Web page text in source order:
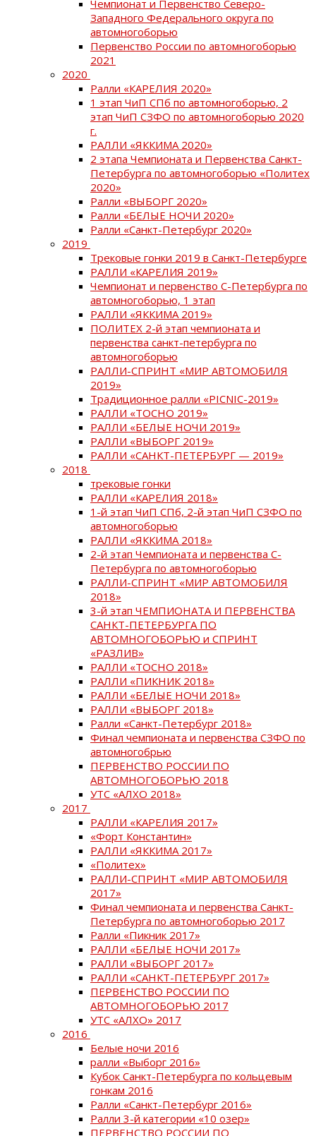
Чемпионат и Первенство Северо-
Западного Федерального округа по
автомногоборью
Первенство России по автомногоборью
2021
2020
Ралли «КАРЕЛИЯ 2020»
1 этап ЧиП СПб по автомногоборью, 2
этап ЧиП СЗФО по автомногоборью 2020
г.
РАЛЛИ «ЯККИМА 2020»
2 этапа Чемпионата и Первенства Санкт-
Петербурга по автомногоборью «Политех
2020»
Ралли «ВЫБОРГ 2020»
Ралли «БЕЛЫЕ НОЧИ 2020»
Ралли «Санкт-Петербург 2020»
2019
Трековые гонки 2019 в Санкт-Петербурге
РАЛЛИ «КАРЕЛИЯ 2019»
Чемпионат и первенство С-Петербурга по
автомногоборью, 1 этап
РАЛЛИ «ЯККИМА 2019»
ПОЛИТЕХ 2-й этап чемпионата и
первенства санкт-петербурга по
автомногоборью
РАЛЛИ-СПРИНТ «МИР АВТОМОБИЛЯ
2019»
Традиционное ралли «PICNIC-2019»
РАЛЛИ «ТОСНО 2019»
РАЛЛИ «БЕЛЫЕ НОЧИ 2019»
РАЛЛИ «ВЫБОРГ 2019»
РАЛЛИ «САНКТ-ПЕТЕРБУРГ — 2019»
2018
трековые гонки
РАЛЛИ «КАРЕЛИЯ 2018»
1-й этап ЧиП СПб, 2-й этап ЧиП СЗФО по
автомногоборью
РАЛЛИ «ЯККИМА 2018»
2-й этап Чемпионата и первенства С-
Петербурга по автомногоборью
РАЛЛИ-СПРИНТ «МИР АВТОМОБИЛЯ
2018»
3-й этап ЧЕМПИОНАТА И ПЕРВЕНСТВА
САНКТ-ПЕТЕРБУРГА ПО
АВТОМНОГОБОРЬЮ и СПРИНТ
«РАЗЛИВ»
РАЛЛИ «ТОСНО 2018»
РАЛЛИ «ПИКНИК 2018»
РАЛЛИ «БЕЛЫЕ НОЧИ 2018»
РАЛЛИ «ВЫБОРГ 2018»
Ралли «Санкт-Петербург 2018»
Финал чемпионата и первенства СЗФО по
автомногобрью
ПЕРВЕНСТВО РОССИИ ПО
АВТОМНОГОБОРЬЮ 2018
УТС «АЛХО 2018»
2017
РАЛЛИ «КАРЕЛИЯ 2017»
«Форт Константин»
РАЛЛИ «ЯККИМА 2017»
«Политех»
РАЛЛИ-СПРИНТ «МИР АВТОМОБИЛЯ
2017»
Финал чемпионата и первенства Санкт-
Петербурга по автомногоборью 2017
Ралли «Пикник 2017»
РАЛЛИ «БЕЛЫЕ НОЧИ 2017»
РАЛЛИ «ВЫБОРГ 2017»
РАЛЛИ «САНКТ-ПЕТЕРБУРГ 2017»
ПЕРВЕНСТВО РОССИИ ПО
АВТОМНОГОБОРЬЮ 2017
УТС «АЛХО» 2017
2016
Белые ночи 2016
ралли «Выборг 2016»
Кубок Санкт-Петербурга по кольцевым
гонкам 2016
Ралли «Санкт-Петербург 2016»
Ралли 3-й категории «10 озер»
ПЕРВЕНСТВО РОССИИ ПО